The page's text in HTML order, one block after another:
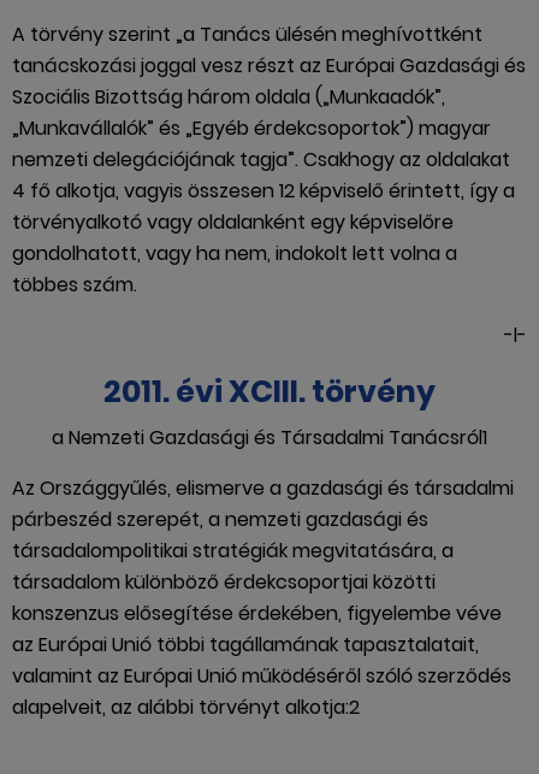
A törvény szerint „a Tanács ülésén meghívottként
tanácskozási joggal vesz részt az Európai Gazdasági és
Szociális Bizottság három oldala („Munkaadók”,
„Munkavállalók” és „Egyéb érdekcsoportok”) magyar
nemzeti delegációjának tagja”. Csakhogy az oldalakat
4 fő alkotja, vagyis összesen 12 képviselő érintett, így a
törvényalkotó vagy oldalanként egy képviselőre
gondolhatott, vagy ha nem, indokolt lett volna a
többes szám.
-l-
2011. évi XCIII. törvény
a Nemzeti Gazdasági és Társadalmi Tanácsról1
Az Országgyűlés, elismerve a gazdasági és társadalmi
párbeszéd szerepét, a nemzeti gazdasági és
társadalompolitikai stratégiák megvitatására, a
társadalom különböző érdekcsoportjai közötti
konszenzus elősegítése érdekében, figyelembe véve
az Európai Unió többi tagállamának tapasztalatait,
valamint az Európai Unió működéséről szóló szerződés
alapelveit, az alábbi törvényt alkotja:2